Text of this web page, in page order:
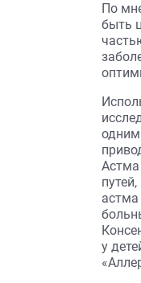
По
быть
Астма
астма
у